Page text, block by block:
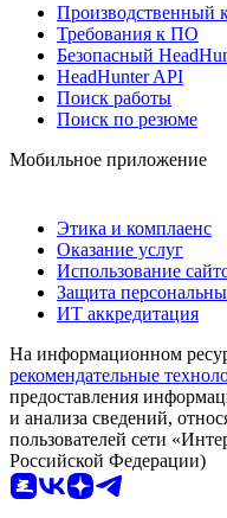
Производственный
Требования к ПО
Безопасный
HeadHunter API
Поиск работы
Поиск по резюме
Мобильное приложение
Этика и комплаенс
Оказание услуг
Использование
Защита
ИТ аккредитация
На информационном
рекомендательные
предоставления
и анализа сведений,
пользователей сети
Российской Федерации)